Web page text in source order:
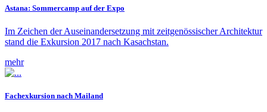
Astana: Sommercamp auf der Expo
Im Zeichen der Auseinandersetzung mit zeitgenössischer Architektur
stand die Exkursion 2017 nach Kasachstan.
mehr
Fachexkursion nach Mailand